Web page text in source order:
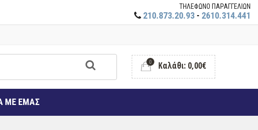
ΤΗΛΕΦΩΝΟ ΠΑΡΑΓΓΕΛΙΩΝ
210.873.20.93 - 2610.314.441
0 Καλάθι: 0,00€
ΜΕ ΕΜΑΣ